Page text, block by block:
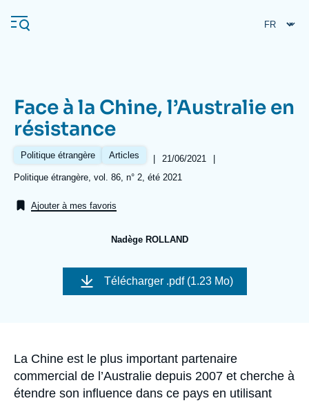
au
contenu
Navigation
principale
L'Ifri
Analyses
Face à la Chine, l’Australie en
résistance
Politique étrangère Articles |
Date
de
21/06/2021
|
Références
Politique étrangère, vol. 86, n° 2, été 2021
Ajouter à mes favoris
Nadège ROLLAND
Image
couverture
Télécharger .pdf (1.23 Mo)
Accroche
La Chine est le plus important partenaire
commercial de l’Australie depuis 2007 et cherche à
étendre son influence dans ce pays en utilisant